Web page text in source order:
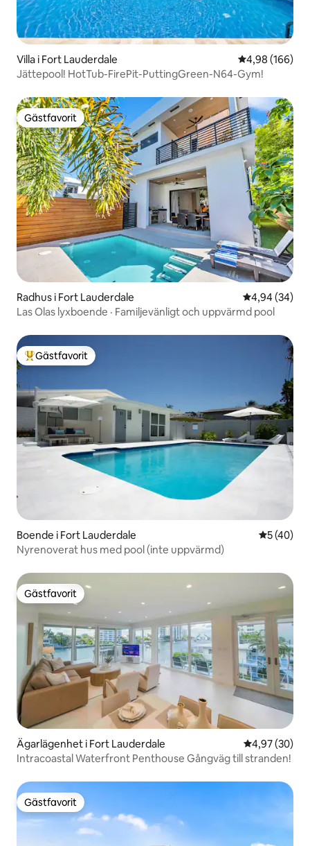
Villa i Fort Lauderdale 4,98 av 5 i
4,98 (166)
Jättepool! HotTub-FirePit-PuttingGreen-N64-Gym!
Gästfavorit
Gästfavorit
Radhus i Fort Lauderdale 4,94 av 5 i
4,94 (34)
Las Olas lyxboende · Familjevänligt och uppvärmd pool
Populär gästfavorit
Gästfavorit
Boende i Fort Lauderdale 5 av 5 i
5 (40)
Nyrenoverat hus med pool (inte uppvärmd)
Gästfavorit
Gästfavorit
Ägarlägenhet i Fort Lauderdale 4,97 av 5 i
4,97 (30)
Intracoastal Waterfront Penthouse Gångväg till stranden!
Gästfavorit
Gästfavorit